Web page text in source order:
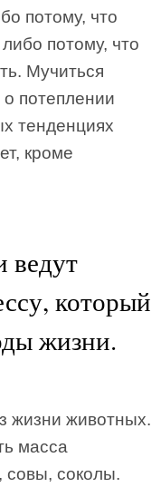
потому, что
потому, что
Мучиться
потеплении
тенденциях
кроме
ведут
который
жизни.
жизни животных.
масса
совы, соколы.